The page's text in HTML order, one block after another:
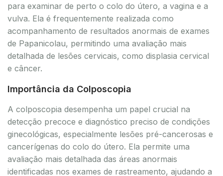
para examinar de perto o colo do útero, a vagina e a
vulva. Ela é frequentemente realizada como
acompanhamento de resultados anormais de exames
de Papanicolau, permitindo uma avaliação mais
detalhada de lesões cervicais, como displasia cervical
e câncer.
Importância da Colposcopia
A colposcopia desempenha um papel crucial na
detecção precoce e diagnóstico preciso de condições
ginecológicas, especialmente lesões pré-cancerosas e
cancerígenas do colo do útero. Ela permite uma
avaliação mais detalhada das áreas anormais
identificadas nos exames de rastreamento, ajudando a